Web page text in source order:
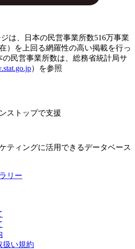
は、日本の民営事業所数516万事業
）を上回る網羅性の高い掲載を行っ
の民営事業所数は、総務省統計局サ
）を参照
ストップで支援
ティングに活用できるデータベース
扱い規約